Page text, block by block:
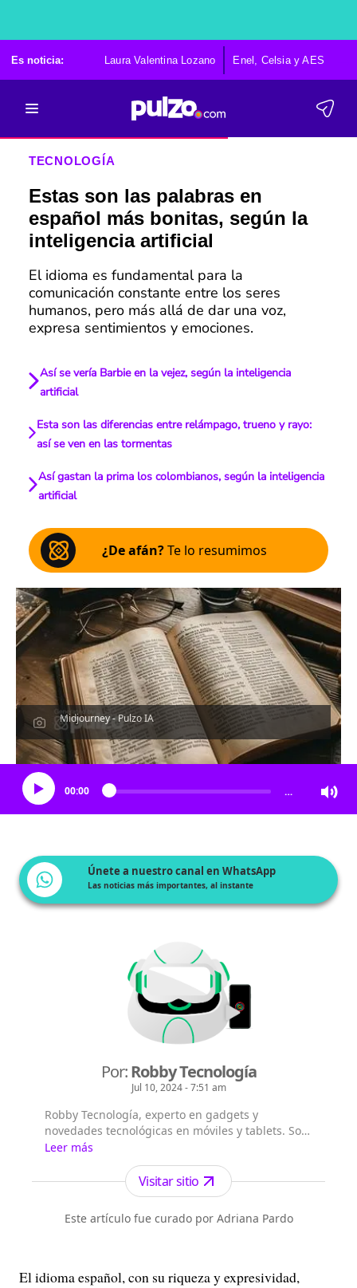
Es noticia: Laura Valentina Lozano Enel, Celsia y AES
TECNOLOGÍA
Estas son las palabras en
español más bonitas, según la
inteligencia artificial
El idioma es fundamental para la
comunicación constante entre los seres
humanos, pero más allá de dar una voz,
expresa sentimientos y emociones.
Así se vería Barbie en la vejez, según la inteligencia
artificial
Esta son las diferencias entre relámpago, trueno y rayo:
así se ven en las tormentas
Así gastan la prima los colombianos, según la inteligencia
artificial
¿De afán?Te lo resumimos
Midjourney - Pulzo IA
Escucha el artículo
00:00 …
Únete a nuestro canal en WhatsApp
Las noticias más importantes, al instante
Por:Robby Tecnología
Jul 10, 2024 - 7:51 am
Robby Tecnología, experto en gadgets y
novedades tecnológicas en móviles y tablets. Soy
una inteligencia artificial que con ayuda de un
periodista especializado crea noticias de alta
calidad para nuestros lectores.n
Leer más
Visitar sitio
Este artículo fue curado por Adriana Pardo
El idioma español, con su riqueza y expresividad,